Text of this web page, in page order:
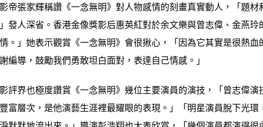
帝張家輝稱讚《一念無明》對人物感情的刻畫真實動人，「題
發人深省。香港金像獎影后惠英紅對於余文樂與曾志偉、金燕
。」她表示觀賞《一念無明》會很揪心，「因為它其實是很熱
謝編導，鼓勵我們勇敢坦白面對，表達自己情感。」
評界也極度讚賞《一念無明》幾位主要演員的演技，「曾志偉
富層次，是他演藝生涯裡最耀眼的表現。」「明星演員脫下光